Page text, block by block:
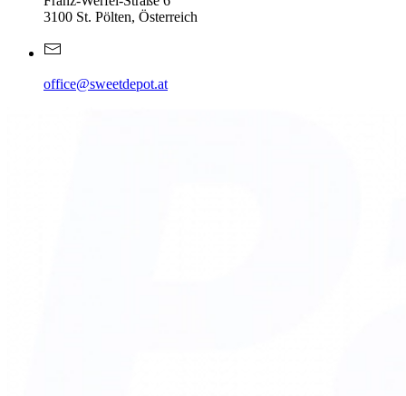
3100 St. Pölten, Österreich
office@sweetdepot.at